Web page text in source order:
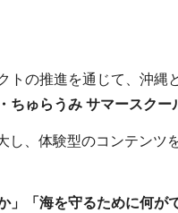
の推進を通じて、沖縄
ちゅらうみ サマースクー
、体験型のコンテン
「海を守るために何